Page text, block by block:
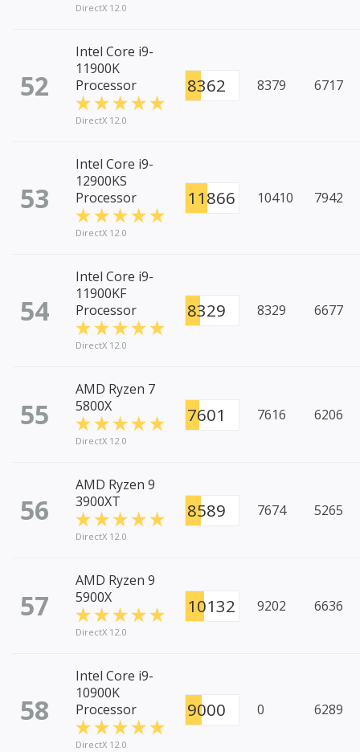
DirectX 12.0
52
Intel Core i9-
11900K
Processor
DirectX 12.0
8362 8379 6717
53
Intel Core i9-
12900KS
Processor
DirectX 12.0
11866 10410 7942
54
Intel Core i9-
11900KF
Processor
DirectX 12.0
8329 8329 6677
55
AMD Ryzen 7
5800X
DirectX 12.0
7601 7616 6206
56
AMD Ryzen 9
3900XT
DirectX 12.0
8589 7674 5265
57
AMD Ryzen 9
5900X
DirectX 12.0
10132 9202 6636
58
Intel Core i9-
10900K
Processor
DirectX 12.0
9000 0 6289